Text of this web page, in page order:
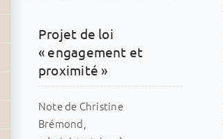
Projet de loi
« engagement et
proximité »
Note de Christine
Brémond,